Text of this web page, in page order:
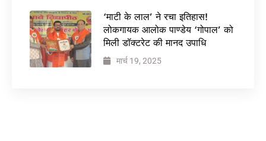
‘माटी के लाल’ ने रचा इतिहास!
लोकगायक आलोक पाण्डेय ‘गोपाल’ को
मिली डॉक्टरेट की मानद उपाधि
मार्च 19, 2025